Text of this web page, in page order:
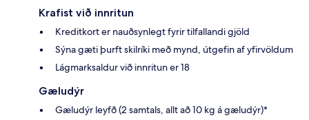
Krafist við innritun
Kreditkort er nauðsynlegt fyrir tilfallandi gjöld
Sýna gæti þurft skilríki með mynd, útgefin af yfirvöldum
Lágmarksaldur við innritun er 18
Gæludýr
Gæludýr leyfð (2 samtals, allt að 10 kg á gæludýr)*